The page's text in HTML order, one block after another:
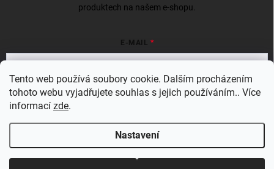
Tento web používá soubory cookie. Dalším procházením
tohoto webu vyjadřujete souhlas s jejich používáním.. Více
informací zde.
Nastavení
produktech na našem e-shopu.
E-MAIL
Vložením e-mailu souhlasíte s
Přihlásit se